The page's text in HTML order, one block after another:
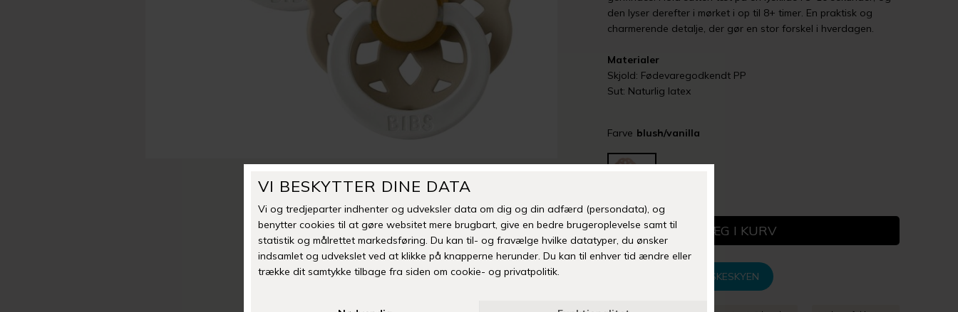
den lyser derefter i mørket i op til 8+ timer. En praktisk og
charmerende detalje, der gør en stor forskel i hverdagen.
Materialer
Skjold: Fødevaregodkendt PP
Sut: Naturlig latex
Farve blush/vanilla
- +
TILFØJ TIL ØNSKESKYEN